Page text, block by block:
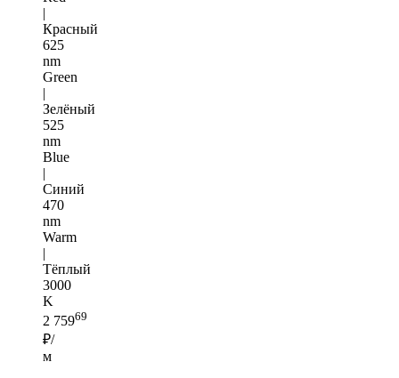
|
Красный
625
nm
Green
|
Зелёный
525
nm
Blue
|
Синий
470
nm
Warm
|
Тёплый
3000
K
2 75969
₽/
м